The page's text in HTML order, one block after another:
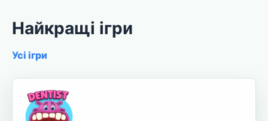
Найкращі ігри
Усі ігри